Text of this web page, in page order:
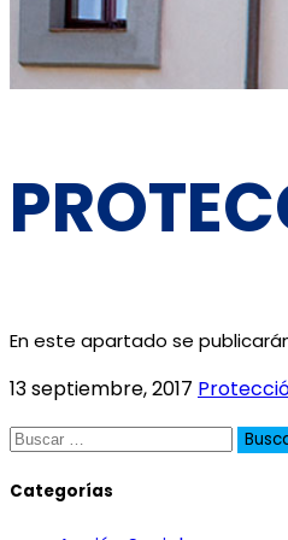
En este apartado se
13 septiembre, 2017
Buscar:
Categorías